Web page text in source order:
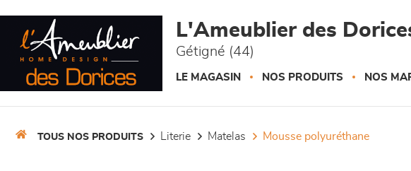
L'Ameublier des
Gétigné (44)
LE MAGASIN NOS PRODUITS NOS
TOUS NOS PRODUITS literie matelas mousse polyuréthane